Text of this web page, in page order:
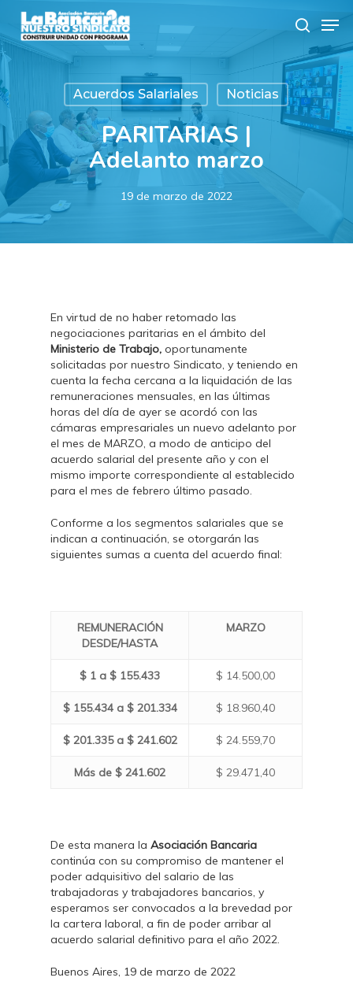
main
content
search
Acuerdos Salariales Noticias
PARITARIAS |
Adelanto marzo
19 de marzo de 2022
En virtud de no haber retomado las
negociaciones paritarias en el ámbito del
Ministerio de Trabajo, oportunamente
solicitadas por nuestro Sindicato, y teniendo en
cuenta la fecha cercana a la liquidación de las
remuneraciones mensuales, en las últimas
horas del día de ayer se acordó con las
cámaras empresariales un nuevo adelanto por
el mes de MARZO, a modo de anticipo del
acuerdo salarial del presente año y con el
mismo importe correspondiente al establecido
para el mes de febrero último pasado.
Conforme a los segmentos salariales que se
indican a continuación, se otorgarán las
siguientes sumas a cuenta del acuerdo final:
REMUNERACIÓN
DESDE/HASTA
MARZO
$ 1 a $ 155.433 $ 14.500,00
$ 155.434 a $ 201.334 $ 18.960,40
$ 201.335 a $ 241.602 $ 24.559,70
Más de $ 241.602 $ 29.471,40
De esta manera la Asociación Bancaria
continúa con su compromiso de mantener el
poder adquisitivo del salario de las
trabajadoras y trabajadores bancarios, y
esperamos ser convocados a la brevedad por
la cartera laboral, a fin de poder arribar al
acuerdo salarial definitivo para el año 2022.
Buenos Aires, 19 de marzo de 2022